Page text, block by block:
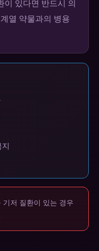
이 있다면 반드시 의
열 약물과의 병용
저 질환이 있는 경우